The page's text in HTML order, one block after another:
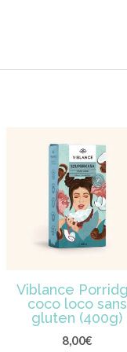
Viblance
coco loco sans
gluten (400g)
8,00€